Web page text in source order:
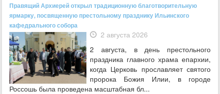
Правящий Архиерей открыл традиционную благотворительную
ярмарку, посвященную престольному празднику Ильинского
кафедрального собора
2 августа 2026
2 августа, в день престольного
праздника главного храма епархии,
когда Церковь прославляет святого
пророка Божия Илии, в городе
Россошь была проведена масштабная бл...